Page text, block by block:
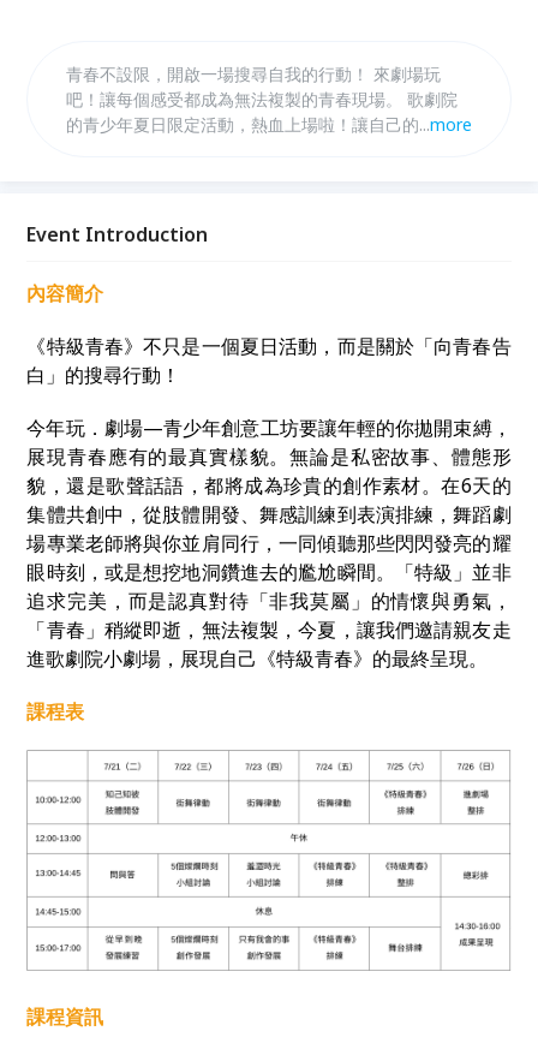
青春不設限，開啟一場搜尋自我的行動！ 來劇場玩
吧！讓每個感受都成為無法複製的青春現場。 歌劇院
的青少年夏日限定活動，熱血上場啦！讓自己的青春身
的青春時刻。
...more
Event Introduction
內容簡介
《特級青春》不只是一個夏日活動，而是關於「向青春告
白」的搜尋行動！
今年玩．劇場—青少年創意工坊要讓年輕的你拋開束縛，
展現青春應有的最真實樣貌。無論是私密故事、體態形
貌，還是歌聲話語，都將成為珍貴的創作素材。在6天的
集體共創中，從肢體開發、舞感訓練到表演排練，舞蹈劇
場專業老師將與你並肩同行，一同傾聽那些閃閃發亮的耀
眼時刻，或是想挖地洞鑽進去的尷尬瞬間。「特級」並非
追求完美，而是認真對待「非我莫屬」的情懷與勇氣，
「青春」稍縱即逝，無法複製，今夏，讓我們邀請親友走
進歌劇院小劇場，展現自己《特級青春》的最終呈現。
課程表
課程資訊